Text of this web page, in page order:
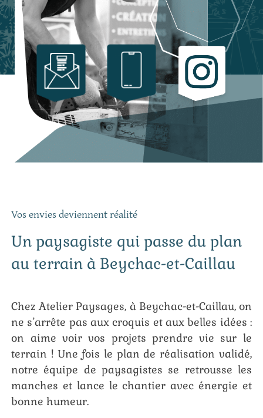
Vos envies deviennent réalité
Un paysagiste qui passe du plan
au terrain à Beychac-et-Caillau
Chez Atelier Paysages, à Beychac-et-Caillau, on
ne s’arrête pas aux croquis et aux belles idées :
on aime voir vos projets prendre vie sur le
terrain ! Une fois le plan de réalisation validé,
notre équipe de paysagistes se retrousse les
manches et lance le chantier avec énergie et
bonne humeur.